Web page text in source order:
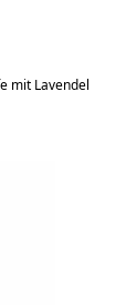
mit Lavendel